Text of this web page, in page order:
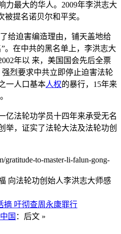
力最大的华人。2009年李洪志大
被提名诺贝尔和平奖。
给迫害编造理由，铺天盖地给
。在中共的黑名单上，李洪志大
年以 来，美国国会先后全票
强烈要求中共立即停止迫害法轮
一人口基本人权的暴行，15年来
亿法轮功学员十四年来承受无名
举，证实了法轮大法及法轮功创
gratitude-to-master-li-falun-gong-
向法轮功创始人李洪志大师感
摘 吁彻查周永康罪行
国 ：后文 »